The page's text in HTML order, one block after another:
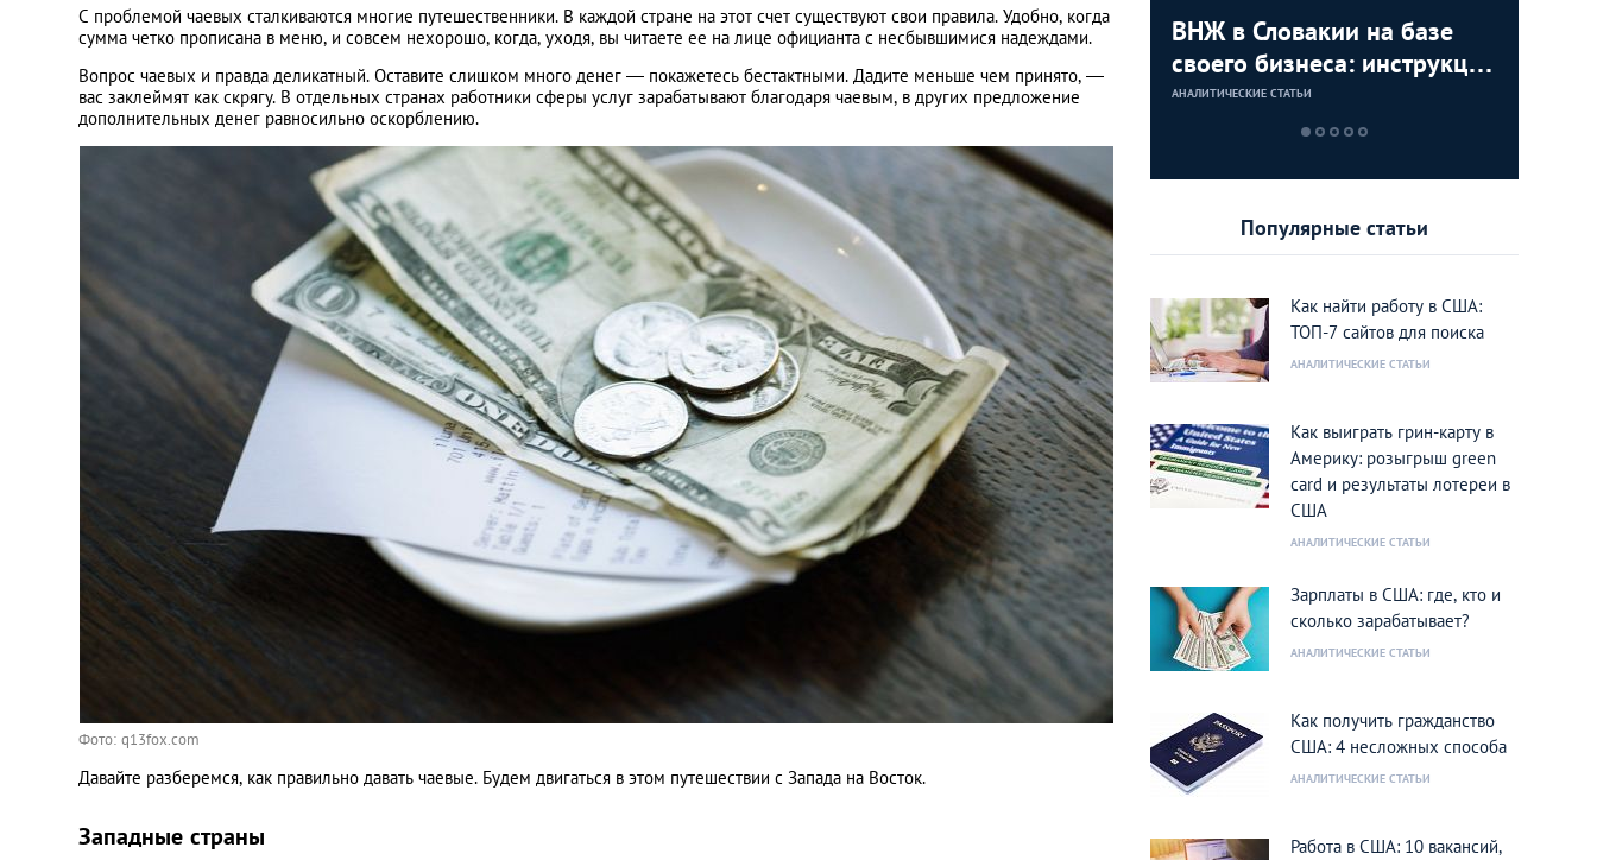
Польша
Португалия
Россия
Словения
Таиланд
Украина
Франция
Другие
С проблемой чаевых сталкиваются многие путешественники. В каждой стране на этот счет существуют свои правила. Удобно, когда
сумма четко прописана в меню, и совсем нехорошо, когда, уходя, вы читаете ее на лице официанта с несбывшимися надеждами.
Вопрос чаевых и правда деликатный. Оставите слишком много денег — покажетесь бестактными. Дадите меньше чем принято, —
вас заклеймят как скрягу. В отдельных странах работники сферы услуг зарабатывают благодаря чаевым, в других предложение
дополнительных денег равносильно оскорблению.
Фото: q13fox.com
Давайте разберемся, как правильно давать чаевые. Будем двигаться в этом путешествии с Запада на Восток.
Западные страны
ВНЖ в Словакии на базе
своего бизнеса: инструкция
для граждан СНГ
АНАЛИТИЧЕСКИЕ СТАТЬИ
Как открыть бизнес в
Словакии: процедура для
иностранцев
АНАЛИТИЧЕСКИЕ СТАТЬИ
Популярные статьи
Как найти работу в США:
ТОП-7 сайтов для поиска
АНАЛИТИЧЕСКИЕ СТАТЬИ
Как выиграть грин-карту в
Америку: розыгрыш green
card и результаты лотереи в
США
АНАЛИТИЧЕСКИЕ СТАТЬИ
Зарплаты в США: где, кто и
сколько зарабатывает?
АНАЛИТИЧЕСКИЕ СТАТЬИ
Как получить гражданство
США: 4 несложных способа
АНАЛИТИЧЕСКИЕ СТАТЬИ
Работа в США: 10 вакансий,